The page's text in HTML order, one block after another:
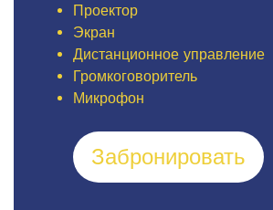
Проектор
Экран
Дистанционное управление
Громкоговоритель
Микрофон
Забронировать